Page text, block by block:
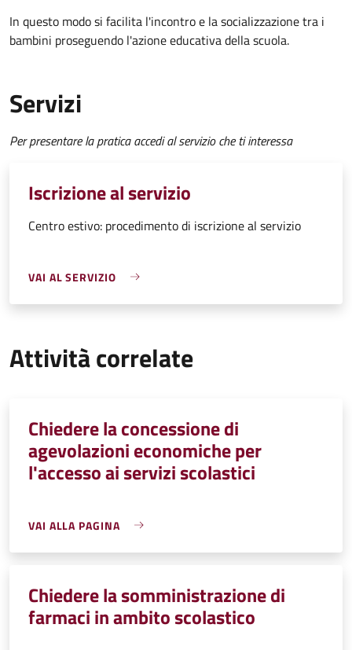
In questo modo si facilita l'incontro e la socializzazione tra i
bambini proseguendo l'azione educativa della scuola.
Servizi
Per presentare la pratica accedi al servizio che ti interessa
Iscrizione al servizio
Centro estivo: procedimento di iscrizione al servizio
VAI AL SERVIZIO
Attività correlate
Chiedere la concessione di
agevolazioni economiche per
l'accesso ai servizi scolastici
VAI ALLA PAGINA
Chiedere la somministrazione di
farmaci in ambito scolastico